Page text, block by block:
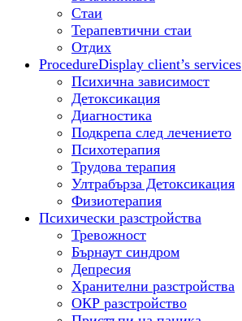
Стаи
Терапевтични стаи
Отдих
ProcedureDisplay client’s services
Психична зависимост
Детоксикация
Диагностика
Подкрепа след лечението
Психотерапия
Трудова терапия
Ултрабърза Детоксикация
Физиотерапия
Психически разстройства
Тревожност
Бърнаут синдром
Депресия
Хранителни разстройства
ОКР разстройство